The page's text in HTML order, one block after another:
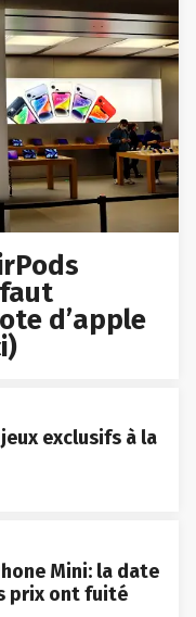
d’apple
exclusifs à la
Mini: la date
prix ont fuité